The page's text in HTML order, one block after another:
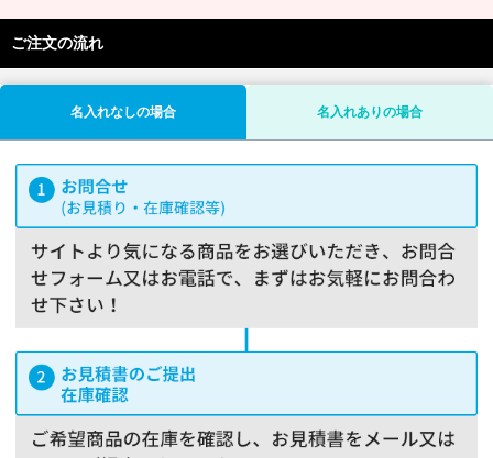
ご注文の流れ
名入れなしの場合 名入れありの場合